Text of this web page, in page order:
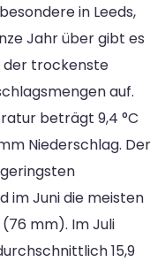
in Leeds,
Jahr über gibt es
der trockenste
auf.
beträgt 9,4 °C
Niederschlag. Der
im Juni die meisten
mm). Im Juli
15,9